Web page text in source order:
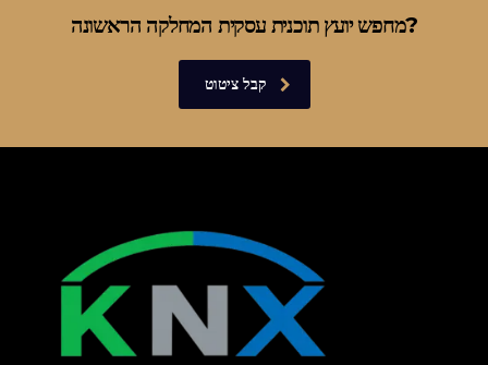
מחפש יועץ תוכנית עסקית המחלקה הראשונה?
קבל ציטוט